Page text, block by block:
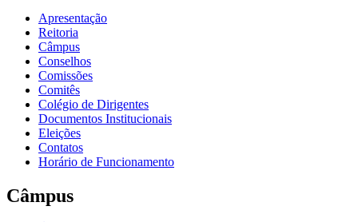
Apresentação
Reitoria
Câmpus
Conselhos
Comissões
Comitês
Colégio de Dirigentes
Documentos Institucionais
Eleições
Contatos
Horário de Funcionamento
Câmpus